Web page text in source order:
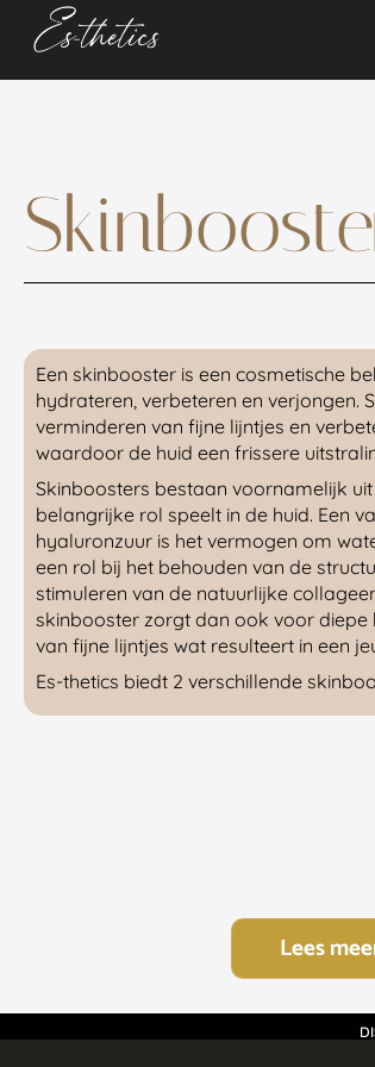
Een skinbooster is een cosmetische
hydrateren, verbeteren en verjongen.
verminderen van fijne lijntjes en
waardoor de huid een frissere
Skinboosters bestaan voornamelijk
belangrijke rol speelt in de huid. Een
hyaluronzuur is het vermogen om
een rol bij het behouden van de
stimuleren van de natuurlijke
skinbooster zorgt dan ook voor diepe
van fijne lijntjes wat resulteert in een
Es-thetics biedt 2 verschillende
Lees